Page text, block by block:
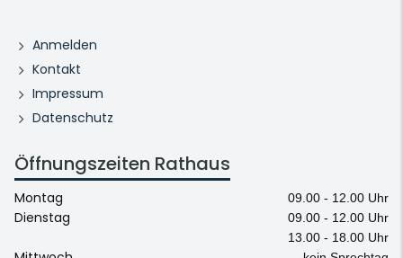
Anmelden
Kontakt
Impressum
Datenschutz
Öffnungszeiten Rathaus
Montag 09.00 - 12.00 Uhr
Dienstag
09.00 - 12.00 Uhr
13.00 - 18.00 Uhr